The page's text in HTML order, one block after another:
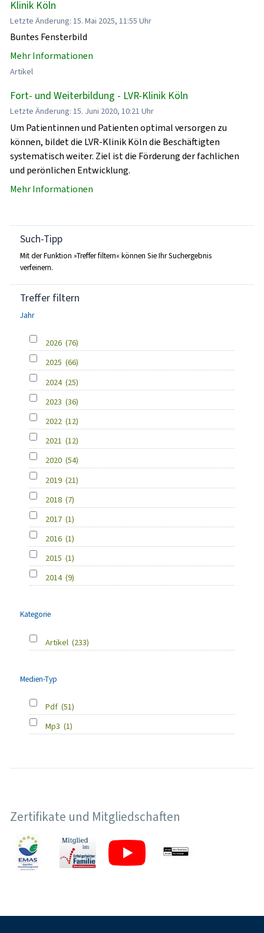
Klinik Köln
Letzte Änderung: 15. Mai 2025, 11:55 Uhr
Buntes Fensterbild
Mehr Informationen
Artikel
Fort- und Weiterbildung - LVR-Klinik Köln
Letzte Änderung: 15. Juni 2020, 10:21 Uhr
Um Patientinnen und Patienten optimal versorgen zu
können, bildet die LVR-Klinik Köln die Beschäftigten
systematisch weiter. Ziel ist die Förderung der fachlichen
und perönlichen Entwicklung.
Mehr Informationen
Such-Tipp
Mit der Funktion »Treffer filtern« können Sie Ihr Suchergebnis
verfeinern.
Treffer filtern
Jahr
2026 (76)
2025 (66)
2024 (25)
2023 (36)
2022 (12)
2021 (12)
2020 (54)
2019 (21)
2018 (7)
2017 (1)
2016 (1)
2015 (1)
2014 (9)
Kategorie
Artikel (233)
Medien-Typ
Pdf (51)
Mp3 (1)
Zertifikate und Mitgliedschaften